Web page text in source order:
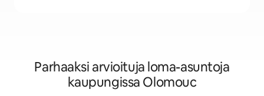
Parhaaksi arvioituja loma-asuntoja
kaupungissa Olomouc